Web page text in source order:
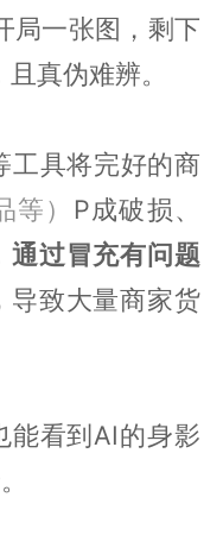
局一张图，剩下
真伪难辨。
工具将完好的商
等） P成破损、
通过冒充有问题
导致大量商家货
能看到AI的身影